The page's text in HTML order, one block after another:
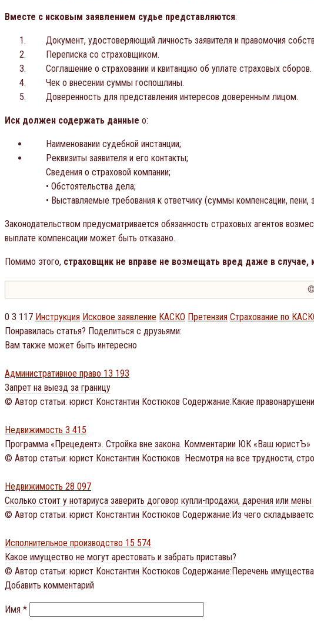
Вместе с исковым заявлением судье представляются:
Документ, удостоверяющий личность заявителя и правомочия
Переписка со страховщиком.
Соглашение о страховании и квитанцию об уплате страховых сборов.
Чек о внесении суммы госпошлины.
Доверенность для представления интересов доверенным лицом.
Иск должен содержать данные о:
Наименовании судебной инстанции;
Реквизиты заявителя и его контакты;
Сведения о страховой компании;
• Обстоятельства дела;
• Выставляемые требования к ответчику (суммы компенсации, пени,
Законодательством предусматривается обязанность страховых агентов
выплате компенсации может быть отказано.
Помимо этого, страховщик не вправе не возмещать вред даже в
©
0 3 117 Инструкция Исковое заявление КАСКО Претензия Страхование по
Понравилась статья? Поделиться с друзьями:
Вам также может быть интересно
Административное право 13 193
Запрет на выезд за границу
© Автор статьи: юрист Константин Костюков Содержание:Какие
Недвижимость 3 415
Программа «Прецедент». Стройка вне закона. Комментарии ЮК «Ваш юристЪ»
© Автор статьи: юрист Константин Костюков Несмотря на все трудности,
Недвижимость 28 097
Сколько стоит у нотариуса заверить договор купли-продажи, дарения или
© Автор статьи: юрист Константин Костюков Содержание:Из чего
Исполнительное производство 15 574
Какое имущество не могут арестовать и забрать приставы?
© Автор статьи: юрист Константин Костюков Содержание:Перечень
Добавить комментарий
Имя *